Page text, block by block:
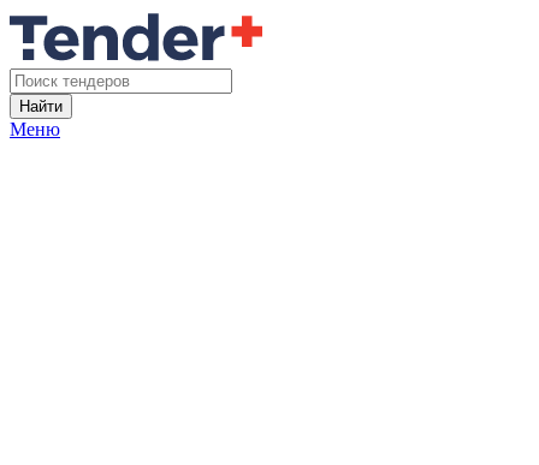
Найти
Меню